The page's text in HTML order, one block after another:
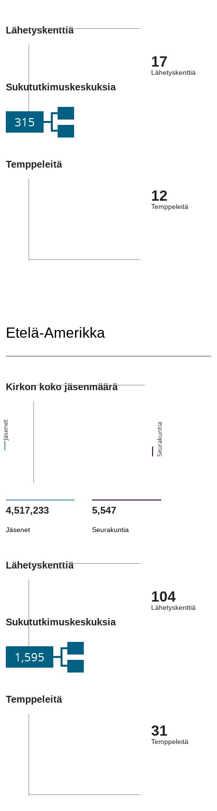
Lähetyskenttiä
17
Lähetyskenttiä
Sukututkimuskeskuksia
315
Temppeleitä
12
Temppeleitä
Etelä-Amerikka
Kirkon koko jäsenmäärä
Jäsenet Seurakuntia
4,517,233
Jäsenet
5,547
Seurakuntia
Lähetyskenttiä
104
Lähetyskenttiä
Sukututkimuskeskuksia
1,595
Temppeleitä
31
Temppeleitä